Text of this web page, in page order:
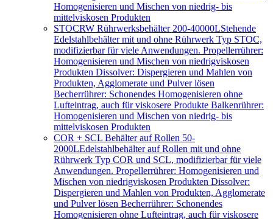
Homogenisieren und Mischen von niedrig- bis
mittelviskosen Produkten
STOCRW Rührwerksbehälter 200-40000LStehende
Edelstahlbehälter mit und ohne Rührwerk Typ STOC,
modifizierbar für viele Anwendungen. Propellerrührer:
Homogenisieren und Mischen von niedrigviskosen
Produkten Dissolver: Dispergieren und Mahlen von
Produkten, Agglomerate und Pulver lösen
Becherrührer: Schonendes Homogenisieren ohne
Lufteintrag, auch für viskosere Produkte Balkenrührer:
Homogenisieren und Mischen von niedrig- bis
mittelviskosen Produkten
COR + SCL Behälter auf Rollen 50-
2000LEdelstahlbehälter auf Rollen mit und ohne
Rührwerk Typ COR und SCL, modifizierbar für viele
Anwendungen. Propellerrührer: Homogenisieren und
Mischen von niedrigviskosen Produkten Dissolver:
Dispergieren und Mahlen von Produkten, Agglomerate
und Pulver lösen Becherrührer: Schonendes
Homogenisieren ohne Lufteintrag, auch für viskosere